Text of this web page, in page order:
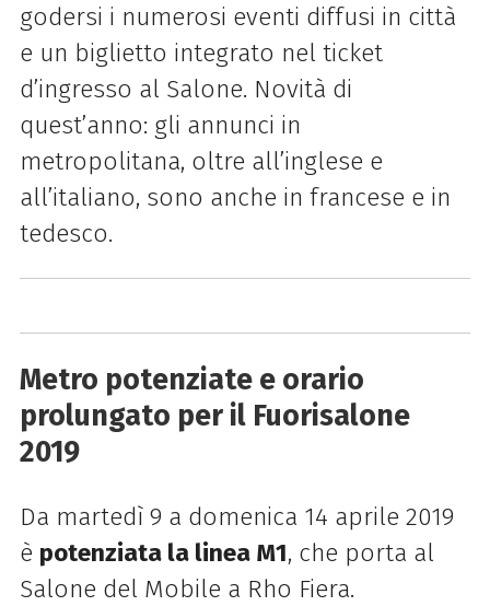
godersi i numerosi eventi diffusi in città
e un biglietto integrato nel ticket
d’ingresso al Salone. Novità di
quest’anno: gli annunci in
metropolitana, oltre all’inglese e
all’italiano, sono anche in francese e in
tedesco.
Metro potenziate e orario
prolungato per il Fuorisalone
2019
Da martedì 9 a domenica 14 aprile 2019
è potenziata la linea M1, che porta al
Salone del Mobile a Rho Fiera.